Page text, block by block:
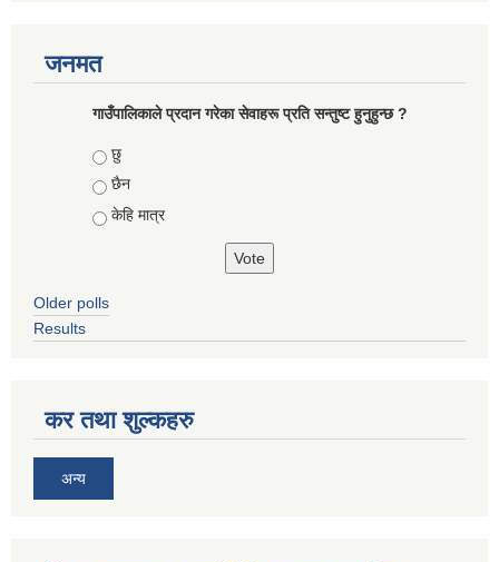
जनमत
गाउँपालिकाले प्रदान गरेका सेवाहरू प्रति सन्तुष्ट हुनुहुन्छ ?
Choices
छु
छैन
केहि मात्र
Older polls
Results
कर तथा शुल्कहरु
अन्य